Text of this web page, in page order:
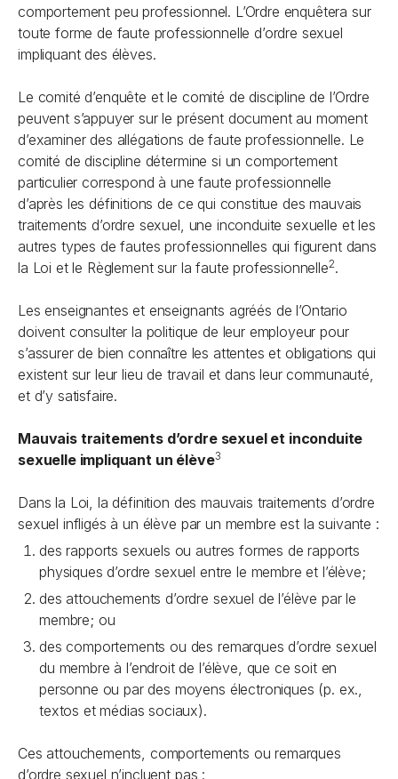
comportement peu professionnel. L’Ordre enquêtera sur
toute forme de faute professionnelle d’ordre sexuel
impliquant des élèves.
Le comité d’enquête et le comité de discipline de l’Ordre
peuvent s’appuyer sur le présent document au moment
d’examiner des allégations de faute professionnelle. Le
comité de discipline détermine si un comportement
particulier correspond à une faute professionnelle
d’après les définitions de ce qui constitue des mauvais
traitements d’ordre sexuel, une inconduite sexuelle et les
autres types de fautes professionnelles qui figurent dans
la Loi et le Règlement sur la faute professionnelle2.
Les enseignantes et enseignants agréés de l’Ontario
doivent consulter la politique de leur employeur pour
s’assurer de bien connaître les attentes et obligations qui
existent sur leur lieu de travail et dans leur communauté,
et d’y satisfaire.
Mauvais traitements d’ordre sexuel et inconduite
sexuelle impliquant un élève3
Dans la Loi, la définition des mauvais traitements d’ordre
sexuel infligés à un élève par un membre est la suivante :
des rapports sexuels ou autres formes de rapports
physiques d’ordre sexuel entre le membre et l’élève;
des attouchements d’ordre sexuel de l’élève par le
membre; ou
des comportements ou des remarques d’ordre sexuel
du membre à l’endroit de l’élève, que ce soit en
personne ou par des moyens électroniques (p. ex.,
textos et médias sociaux).
Ces attouchements, comportements ou remarques
d’ordre sexuel n’incluent pas :